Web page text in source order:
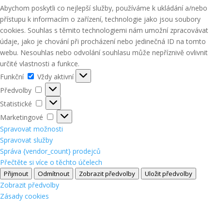
Abychom poskytli co nejlepší služby, používáme k ukládání a/nebo
přístupu k informacím o zařízení, technologie jako jsou soubory
cookies. Souhlas s těmito technologiemi nám umožní zpracovávat
údaje, jako je chování při procházení nebo jedinečná ID na tomto
webu. Nesouhlas nebo odvolání souhlasu může nepříznivě ovlivnit
určité vlastnosti a funkce.
Funkční
Funkční
Vždy aktivní
Předvolby
Předvolby
Statistické
Statistické
Marketingové
Marketingové
Spravovat možnosti
Spravovat služby
Správa {vendor_count} prodejců
Přečtěte si více o těchto účelech
Přijmout Odmítnout Zobrazit předvolby Uložit předvolby
Zobrazit předvolby
Zásady cookies